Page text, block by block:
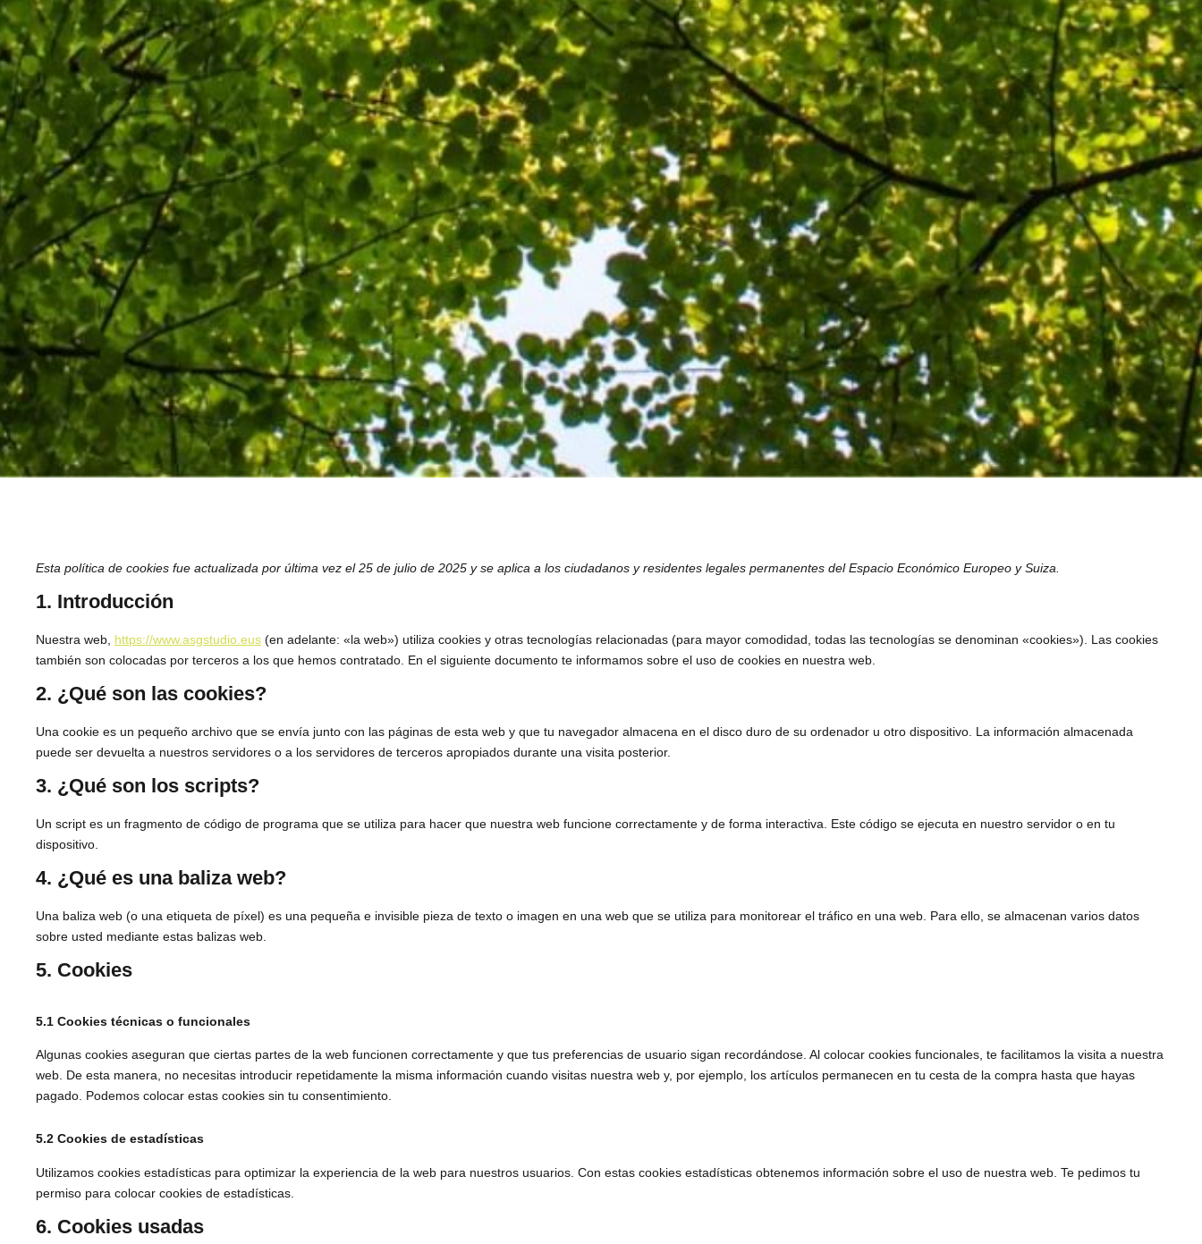
Esta política de cookies fue actualizada por última vez el 25 de julio de 2025 y se aplica a los ciudadanos y residentes legales permanentes del Espacio Económico Europeo y Suiza.
1. Introducción
Nuestra web, https://www.asgstudio.eus (en adelante: «la web») utiliza cookies y otras tecnologías relacionadas (para mayor comodidad, todas las tecnologías se denominan «cookies»). Las cookies
también son colocadas por terceros a los que hemos contratado. En el siguiente documento te informamos sobre el uso de cookies en nuestra web.
2. ¿Qué son las cookies?
Una cookie es un pequeño archivo que se envía junto con las páginas de esta web y que tu navegador almacena en el disco duro de su ordenador u otro dispositivo. La información almacenada
puede ser devuelta a nuestros servidores o a los servidores de terceros apropiados durante una visita posterior.
3. ¿Qué son los scripts?
Un script es un fragmento de código de programa que se utiliza para hacer que nuestra web funcione correctamente y de forma interactiva. Este código se ejecuta en nuestro servidor o en tu
dispositivo.
4. ¿Qué es una baliza web?
Una baliza web (o una etiqueta de píxel) es una pequeña e invisible pieza de texto o imagen en una web que se utiliza para monitorear el tráfico en una web. Para ello, se almacenan varios datos
sobre usted mediante estas balizas web.
5. Cookies
5.1 Cookies técnicas o funcionales
Algunas cookies aseguran que ciertas partes de la web funcionen correctamente y que tus preferencias de usuario sigan recordándose. Al colocar cookies funcionales, te facilitamos la visita a nuestra
web. De esta manera, no necesitas introducir repetidamente la misma información cuando visitas nuestra web y, por ejemplo, los artículos permanecen en tu cesta de la compra hasta que hayas
pagado. Podemos colocar estas cookies sin tu consentimiento.
5.2 Cookies de estadísticas
Utilizamos cookies estadísticas para optimizar la experiencia de la web para nuestros usuarios. Con estas cookies estadísticas obtenemos información sobre el uso de nuestra web. Te pedimos tu
permiso para colocar cookies de estadísticas.
6. Cookies usadas